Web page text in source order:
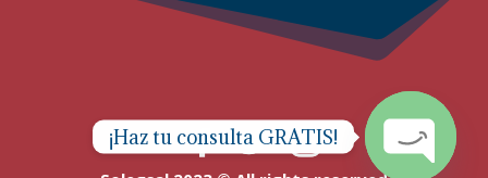
¡Haz tu consulta GRATIS!